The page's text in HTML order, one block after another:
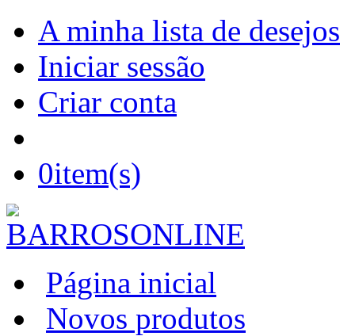
A minha lista de desejos
Iniciar sessão
Criar conta
0item(s)
Página inicial
Novos produtos